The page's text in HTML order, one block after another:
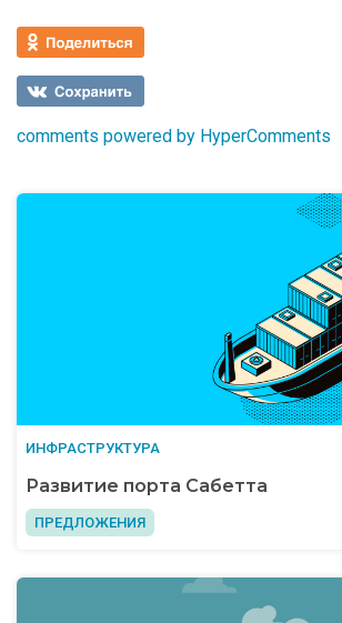
comments powered by HyperComments
ИНФРАСТРУКТУРА
Развитие порта Сабетта
ПРЕДЛОЖЕНИЯ